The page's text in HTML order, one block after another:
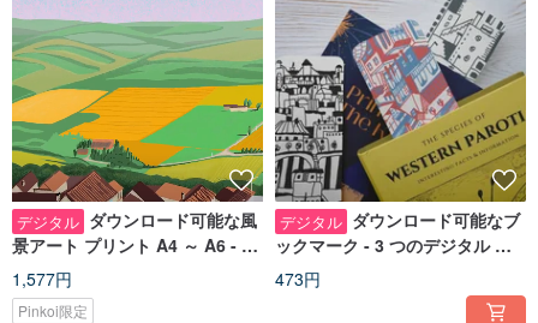
デジタル ダウンロード可能な風
景アート プリント A4 ～ A6 - 美
しい印刷可能なデジタル ポスト
カード
1,577円
Pinkoi限定
デジタル ダウンロード可能なブ
ックマーク - 3 つのデジタル セ
ット svg png ビジネス サンキュ
ー カード
473円